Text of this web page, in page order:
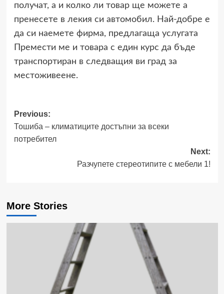
получат, а и колко ли товар ще можете а
пренесете в лекия си автомобил. Най-добре е
да си наемете фирма, предлагаща услугата
Премести ме и товара с един курс да бъде
транспортиран в следващия ви град за
местоживеене.
Post
navigation
Previous:
Тошиба – климатиците достъпни за всеки
потребител
Next:
Разчупете стереотипите с мебели 1!
More Stories